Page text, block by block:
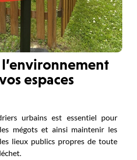
l’environnement
espaces
urbains est essentiel pour
mégots et ainsi maintenir les
lieux publics propres de toute